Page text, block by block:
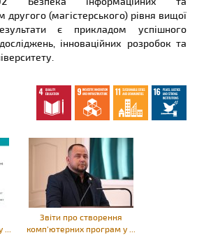
другого (магістерського) рівня вищої
є прикладом успішного
інноваційних розробок та
Звіти про створення
комп’ютерних програм у ...